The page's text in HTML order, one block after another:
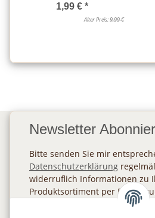
1,99 € *
Alter Preis:9,99 €
Newsletter
Bitte senden Sie mir
Datenschutzerklärung
widerruflich Informationen zu
Produktsortiment per E-Mail